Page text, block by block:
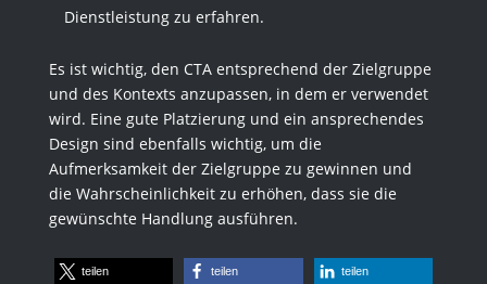
Dienstleistung zu erfahren.
Es ist wichtig, den CTA entsprechend der Zielgruppe
und des Kontexts anzupassen, in dem er verwendet
wird. Eine gute Platzierung und ein ansprechendes
Design sind ebenfalls wichtig, um die
Aufmerksamkeit der Zielgruppe zu gewinnen und
die Wahrscheinlichkeit zu erhöhen, dass sie die
gewünschte Handlung ausführen.
teilen teilen teilen